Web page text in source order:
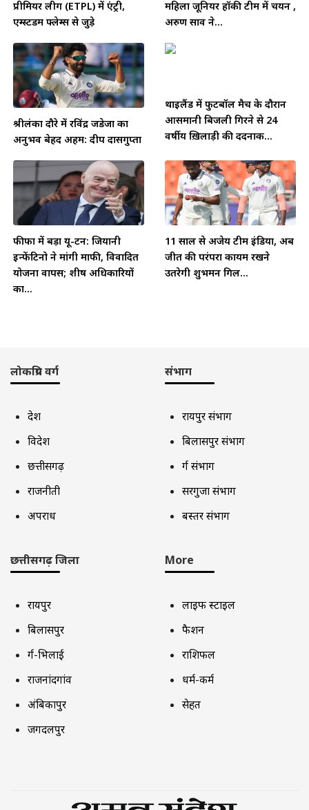
प्रीमियर लीग (ETPL) में एंट्री,
एम्स्टर्डम फ्लेम्स से जुड़े
महिला जूनियर हॉकी टीम में चयन ,
अरुण साव ने...
श्रीलंका दौरे में रविंद्र जडेजा का
अनुभव बेहद अहम: दीप दासगुप्ता
थाईलैंड में फुटबॉल मैच के दौरान
आसमानी बिजली गिरने से 24
वर्षीय ख़िलाड़ी की दर्दनाक...
फीफा में बड़ा यू-टर्न: जियानी
इन्फेंटिनो ने मांगी माफी, विवादित
योजना वापस; शीर्ष अधिकारियों
का...
11 साल से अजेय टीम इंडिया, अब
जीत की परंपरा कायम रखने
उतरेगी शुभमन गिल...
लोकप्रिय वर्ग
देश
विदेश
छत्तीसगढ़
राजनीती
अपराध
संभाग
रायपुर संभाग
बिलासपुर संभाग
दुर्ग संभाग
सरगुजा संभाग
बस्तर संभाग
छत्तीसगढ़ जिला
रायपुर
बिलासपुर
दुर्ग-भिलाई
राजनांदगांव
अंबिकापुर
जगदलपुर
More
लाइफ स्टाइल
फैशन
राशिफल
धर्म-कर्म
सेहत